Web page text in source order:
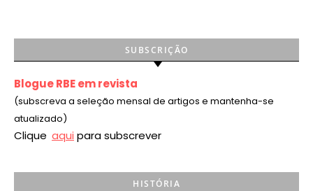
SUBSCRIÇÃO
Blogue RBE em revista
(subscreva a seleção mensal de artigos e mantenha-se
atualizado)
Clique aqui para subscrever
HISTÓRIA